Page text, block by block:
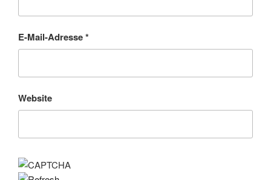
E-Mail-Adresse*
Website